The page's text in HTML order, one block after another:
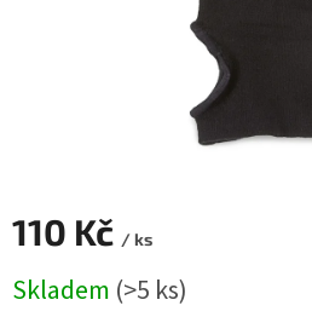
110 Kč / ks
cena:
Skladem (>5 ks)